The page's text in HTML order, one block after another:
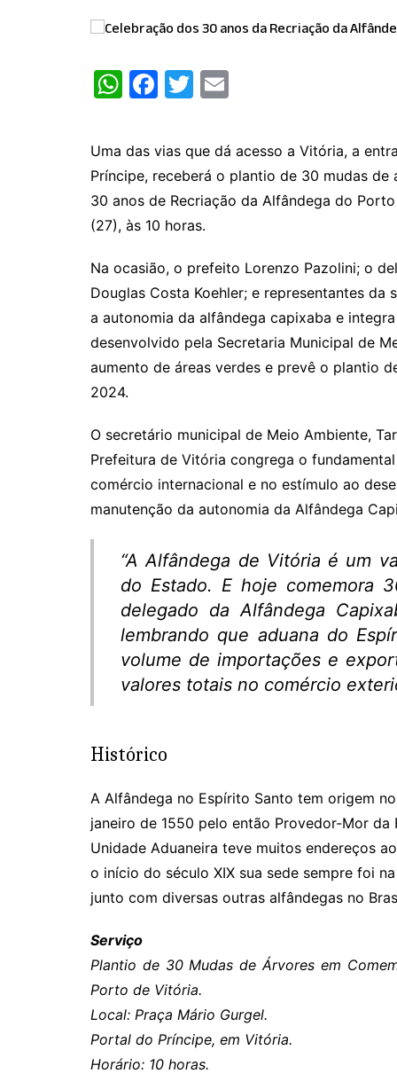
W
at
s
A
p
F
c
e
b
o
k
T
itt
er
ai
l
Uma das vias que dá acesso a Vitória, a
Príncipe, receberá o plantio de 30 mudas
30 anos de Recriação da Alfândega do
(27), às 10 horas.
Na ocasião, o prefeito Lorenzo Pazolini; o
Douglas Costa Koehler; e representantes
a autonomia da alfândega capixaba e
desenvolvido pela Secretaria Municipal de
aumento de áreas verdes e prevê o plantio
2024.
O secretário municipal de Meio Ambiente,
Prefeitura de Vitória congrega o
comércio internacional e no estímulo ao
manutenção da autonomia da Alfândega
“A Alfândega de Vitória é um
do Estado. E hoje comemora
delegado da Alfândega
lembrando que aduana do
volume de importações e
valores totais no comércio
Histórico
A Alfândega no Espírito Santo tem origem
janeiro de 1550 pelo então Provedor-Mor
Unidade Aduaneira teve muitos endereços
o início do século XIX sua sede sempre foi
junto com diversas outras alfândegas no
Serviço
Plantio de 30 Mudas de Árvores em
Porto de Vitória.
Local: Praça Mário Gurgel.
Portal do Príncipe, em Vitória.
Horário: 10 horas.